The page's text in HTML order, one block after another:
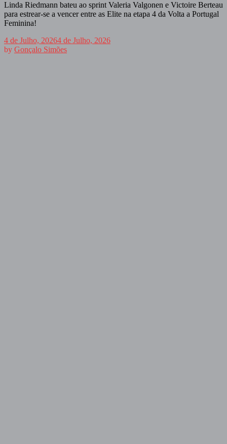
Linda Riedmann bateu ao sprint Valeria Valgonen e Victoire Berteau
para estrear-se a vencer entre as Elite na etapa 4 da Volta a Portugal
Feminina!
4 de Julho, 20264 de Julho, 2026
by Gonçalo Simões